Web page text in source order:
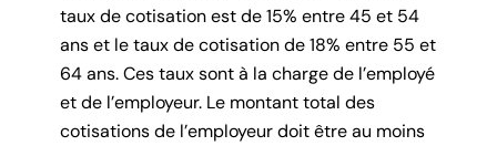
taux de cotisation est de 15% entre 45 et 54
ans et le taux de cotisation de 18% entre 55 et
64 ans. Ces taux sont à la charge de l’employé
et de l’employeur. Le montant total des
cotisations de l’employeur doit être au moins